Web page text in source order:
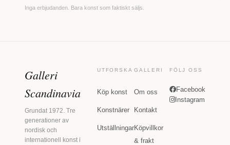
Inga erbjudanden. Bara konst som faktiskt säljs.
Galleri
Scandinavia
Grundat 1972. Tre
generationer av
nordisk och
internationell konst i
UTFORSKA
Köp konst
Konstnärer
Utställningar
GALLERI
Om oss
Kontakt
Köpvillkor
& frakt
FÖLJ OSS
Facebook
Instagram